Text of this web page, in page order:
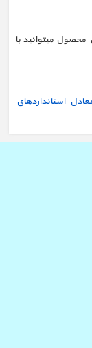
میتوانید با
استانداردهاي